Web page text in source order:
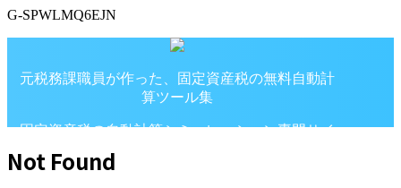
G-SPWLMQ6EJN
元税務課職員が作った、固定資産税の無料自動計
算ツール集
固定資産税の自動計算シミュレーション専門サイ
Not Found